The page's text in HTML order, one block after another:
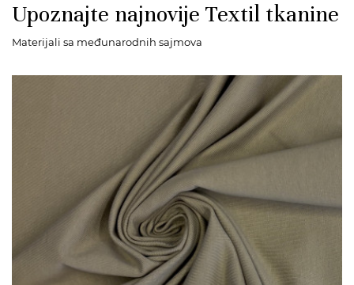
Upoznajte najnovije Textil tkanine
Materijali sa međunarodnih sajmova